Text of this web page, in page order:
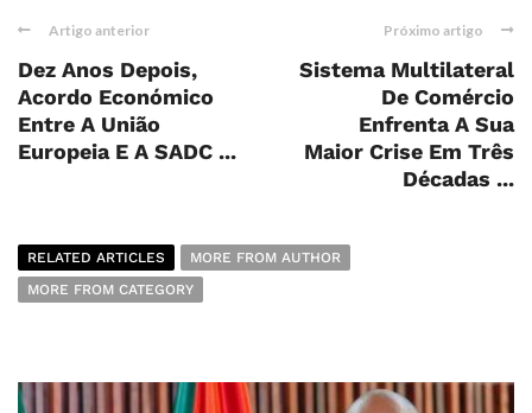
Artigo anterior
Dez Anos Depois,
Acordo Económico
Entre A União
Europeia E A SADC ...
Próximo artigo
Sistema Multilateral
De Comércio
Enfrenta A Sua
Maior Crise Em Três
Décadas ...
RELATED ARTICLES
MORE FROM AUTHOR
MORE FROM CATEGORY